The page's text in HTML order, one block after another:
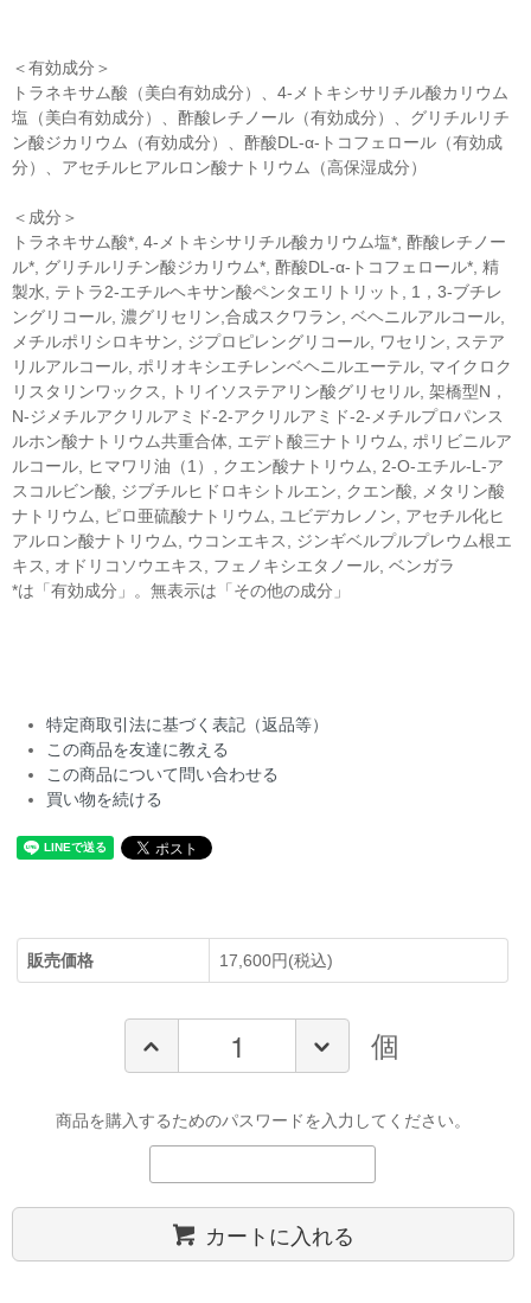
＜有効成分＞
トラネキサム酸（美白有効成分）、4-メトキシサリチル酸カリウム
塩（美白有効成分）、酢酸レチノール（有効成分）、グリチルリチ
ン酸ジカリウム（有効成分）、酢酸DL-α-トコフェロール（有効成
分）、アセチルヒアルロン酸ナトリウム（高保湿成分）
＜成分＞
トラネキサム酸*, 4-メトキシサリチル酸カリウム塩*, 酢酸レチノー
ル*, グリチルリチン酸ジカリウム*, 酢酸DL-α-トコフェロール*, 精
製水, テトラ2-エチルヘキサン酸ペンタエリトリット, 1，3-ブチレ
ングリコール, 濃グリセリン,合成スクワラン, ベヘニルアルコール,
メチルポリシロキサン, ジプロピレングリコール, ワセリン, ステア
リルアルコール, ポリオキシエチレンベヘニルエーテル, マイクロク
リスタリンワックス, トリイソステアリン酸グリセリル, 架橋型N，
N-ジメチルアクリルアミド-2-アクリルアミド-2-メチルプロパンス
ルホン酸ナトリウム共重合体, エデト酸三ナトリウム, ポリビニルア
ルコール, ヒマワリ油（1）, クエン酸ナトリウム, 2-O-エチル-L-ア
スコルビン酸, ジブチルヒドロキシトルエン, クエン酸, メタリン酸
ナトリウム, ピロ亜硫酸ナトリウム, ユビデカレノン, アセチル化ヒ
アルロン酸ナトリウム, ウコンエキス, ジンギベルプルプレウム根エ
キス, オドリコソウエキス, フェノキシエタノール, ベンガラ
*は「有効成分」。無表示は「その他の成分」
特定商取引法に基づく表記（返品等）
この商品を友達に教える
この商品について問い合わせる
買い物を続ける
販売価格 17,600円(税込)
個
商品を購入するためのパスワードを入力してください。
カートに入れる